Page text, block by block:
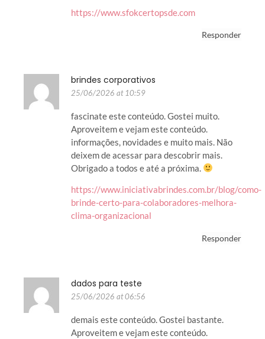
https://www.sfokcertopsde.com
Responder
brindes corporativos
25/06/2026 at 10:59
fascinate este conteúdo. Gostei muito.
Aproveitem e vejam este conteúdo.
informações, novidades e muito mais. Não
deixem de acessar para descobrir mais.
Obrigado a todos e até a próxima.
https://www.iniciativabrindes.com.br/blog/como-
brinde-certo-para-colaboradores-melhora-
clima-organizacional
Responder
dados para teste
25/06/2026 at 06:56
demais este conteúdo. Gostei bastante.
Aproveitem e vejam este conteúdo.